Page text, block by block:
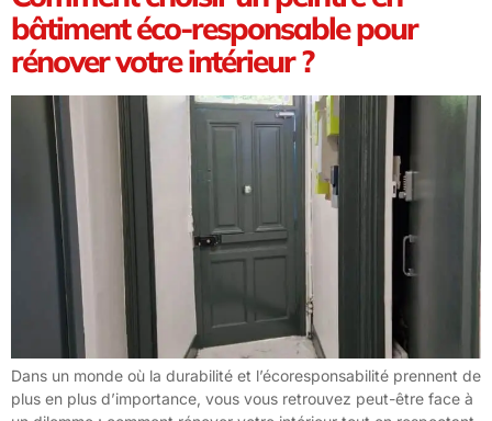
bâtiment éco-responsable pour
rénover votre intérieur ?
Dans un monde où la durabilité et l’écoresponsabilité prennent de
plus en plus d’importance, vous vous retrouvez peut-être face à